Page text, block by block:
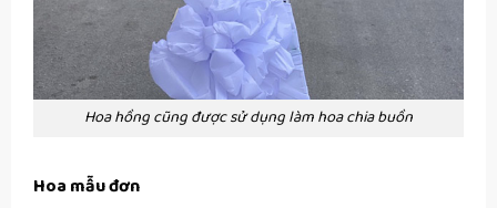
Hoa hồng cũng được sử dụng làm hoa chia buồn
Hoa mẫu đơn